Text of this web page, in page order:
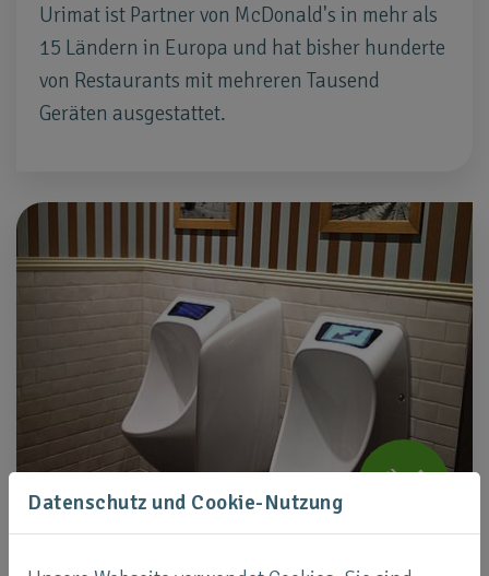
Urimat ist Partner von McDonald's in mehr als
15 Ländern in Europa und hat bisher hunderte
von Restaurants mit mehreren Tausend
Geräten ausgestattet.
Outback Lodge
Datenschutz und Cookie-Nutzung